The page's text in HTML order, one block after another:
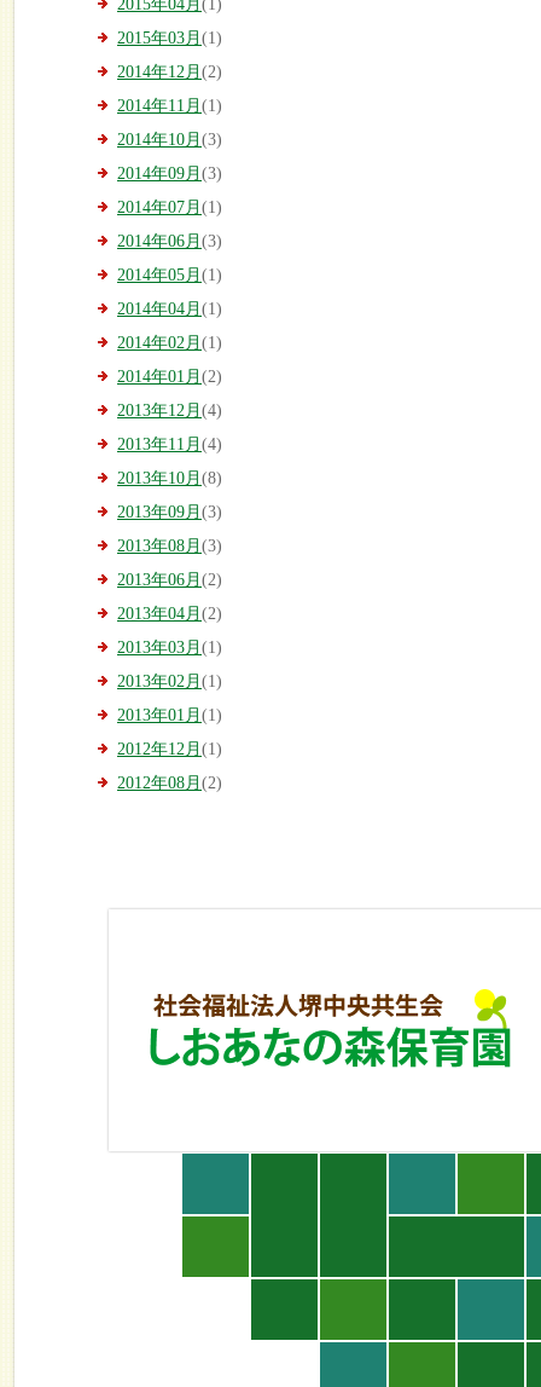
2015年04月 (1)
2015年03月 (1)
2014年12月 (2)
2014年11月 (1)
2014年10月 (3)
2014年09月 (3)
2014年07月 (1)
2014年06月 (3)
2014年05月 (1)
2014年04月 (1)
2014年02月 (1)
2014年01月 (2)
2013年12月 (4)
2013年11月 (4)
2013年10月 (8)
2013年09月 (3)
2013年08月 (3)
2013年06月 (2)
2013年04月 (2)
2013年03月 (1)
2013年02月 (1)
2013年01月 (1)
2012年12月 (1)
2012年08月 (2)